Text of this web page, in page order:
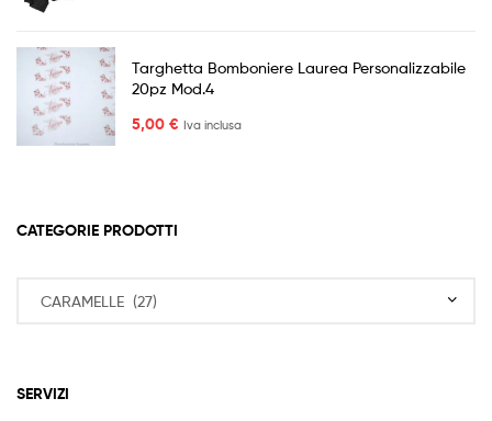
Targhetta Bomboniere Laurea Personalizzabile
20pz Mod.4
5,00 € Iva inclusa
CATEGORIE PRODOTTI
SERVIZI